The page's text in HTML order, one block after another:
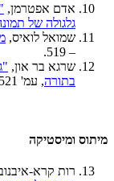
אדם אפטרמן,
גלגולה של
שמואל לואיס,
– 519.
שרגא בר און,
בתורה, עמ' 521 – 582.
מיתוס ומיסטיקה
רות קרא-